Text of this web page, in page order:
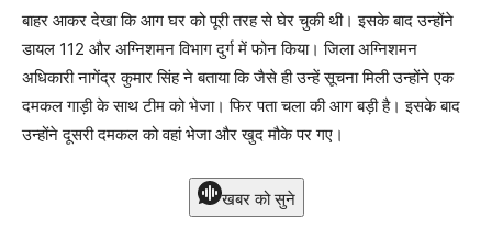
बाहर आकर देखा कि आग घर को पूरी तरह से घेर चुकी थी। इसके बाद उन्होंने
डायल 112 और अग्निशमन विभाग दुर्ग में फोन किया। जिला अग्निशमन
अधिकारी नागेंद्र कुमार सिंह ने बताया कि जैसे ही उन्हें सूचना मिली उन्होंने एक
दमकल गाड़ी के साथ टीम को भेजा। फिर पता चला की आग बड़ी है। इसके बाद
उन्होंने दूसरी दमकल को वहां भेजा और खुद मौके पर गए।
खबर को सुने